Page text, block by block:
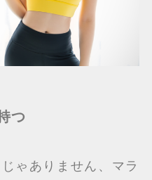
つ
ゃありません、マラ